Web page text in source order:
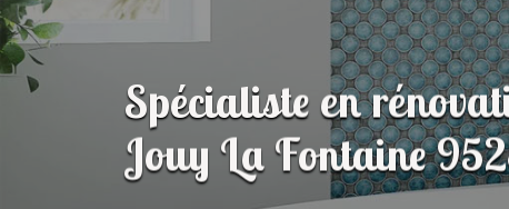
Spécialiste en
Jouy La Fontaine